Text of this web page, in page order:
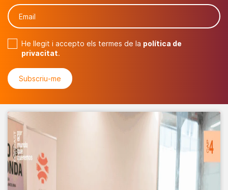
He llegit i accepto els termes de la política de
privacitat.